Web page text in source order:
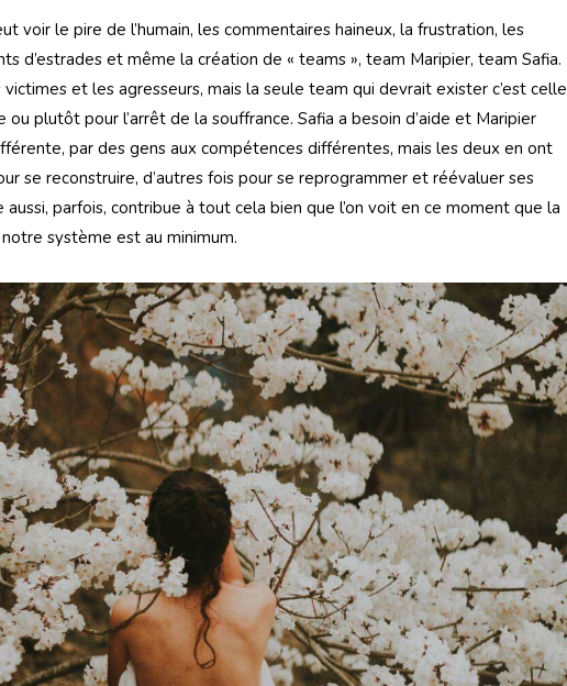
voir le pire de l’humain, les commentaires haineux, la frustration, les
d’estrades et même la création de « teams », team Maripier, team Safia.
victimes et les agresseurs, mais la seule team qui devrait exister c’est celle
ou plutôt pour l’arrêt de la souffrance. Safia a besoin d’aide et Maripier
par des gens aux compétences différentes, mais les deux en ont
se reconstruire, d’autres fois pour se reprogrammer et réévaluer ses
aussi, parfois, contribue à tout cela bien que l’on voit en ce moment que la
système est au minimum.